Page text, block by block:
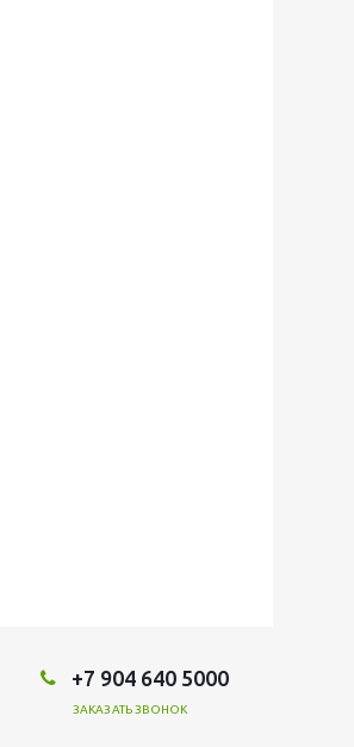
+7 904 640 5000
ЗАКАЗАТЬ ЗВОНОК